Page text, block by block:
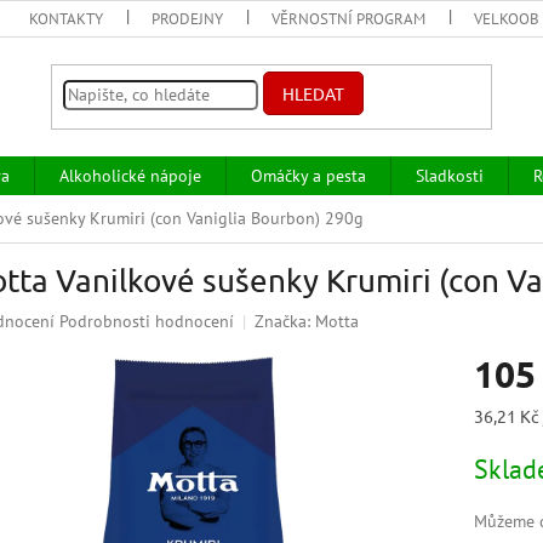
KONTAKTY PRODEJNY VĚRNOSTNÍ PROGRAM
HLEDAT
Alkoholické nápoje Omáčky a pesta Sladkosti
sušenky Krumiri (con Vaniglia Bourbon) 290g
Vanilkové sušenky Krumiri (con
Podrobnosti hodnocení Značka: Motta
Měrná
36,21